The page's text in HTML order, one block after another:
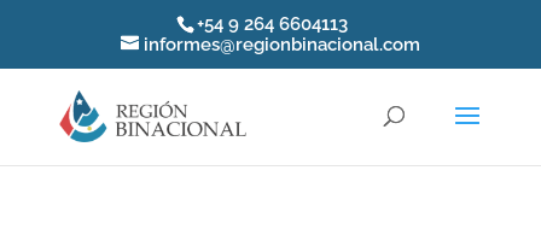
+54 9 264 6604113
informes@regionbinacional.com